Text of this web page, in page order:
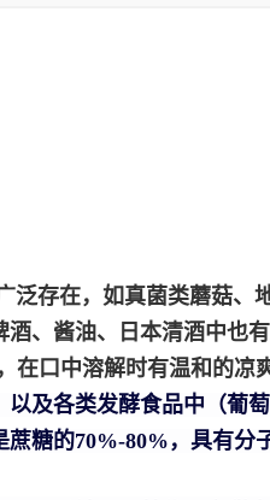
泛存在，如真菌类蘑菇、
、酱油、日本清酒中也有
口中溶解时有温和的凉
及各类发酵食品中（葡
糖的70%-80%，具有分